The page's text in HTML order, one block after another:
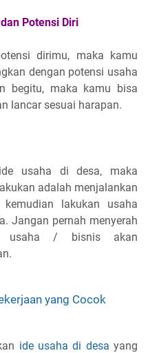
Potensi Diri
dirimu, maka kamu
dengan potensi usaha
begitu, maka kamu bisa
lancar sesuai harapan.
usaha di desa, maka
adalah menjalankan
lakukan usaha
Jangan pernah menyerah
usaha / bisnis akan
yang Cocok
ide usaha di desa yang